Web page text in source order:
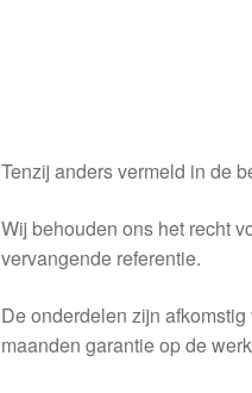
Tenzij anders vermeld in de
Wij behouden ons het recht
vervangende referentie.
De onderdelen zijn
maanden garantie op de